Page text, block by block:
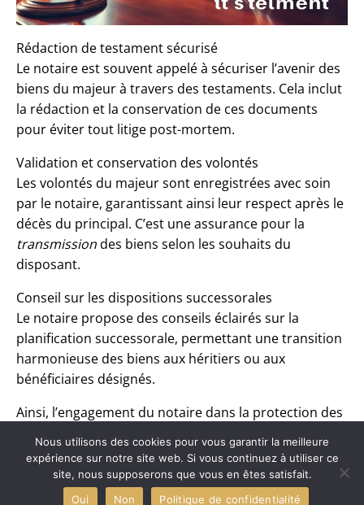
Rédaction de testament sécurisé
Le notaire est souvent appelé à sécuriser l’avenir des
biens du majeur à travers des testaments. Cela inclut
la rédaction et la conservation de ces documents
pour éviter tout litige post-mortem.
Validation et conservation des volontés
Les volontés du majeur sont enregistrées avec soin
par le notaire, garantissant ainsi leur respect après le
décès du principal. C’est une assurance pour la
transmissiondes biens selon les souhaits du
disposant.
Conseil sur les dispositions successorales
Le notaire propose des conseils éclairés sur la
planification successorale, permettant une transition
harmonieuse des biens aux héritiers ou aux
bénéficiaires désignés.
Ainsi, l’engagement du notaire dans la protection des
essentiels les uns que les autres à la garantie des
droits et à la préservation des intérêts de chacun des
individus concernés.
Nous utilisons des cookies pour vous garantir la meilleure
expérience sur notre site web. Si vous continuez à utiliser ce
site, nous supposerons que vous en êtes satisfait.
Oui
Non Politique de confidentialité